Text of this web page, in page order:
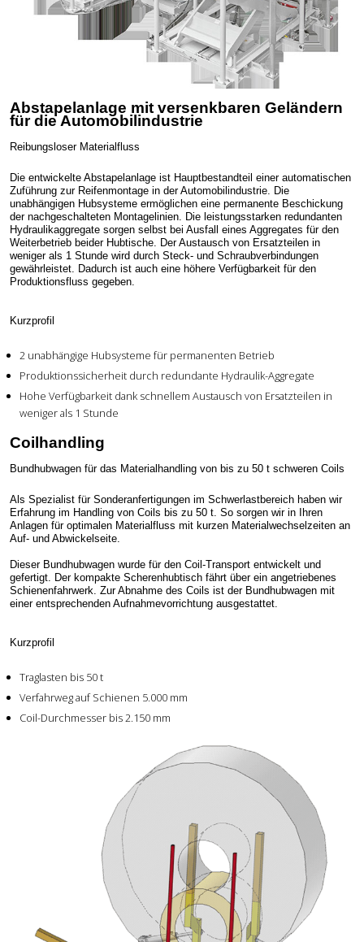
Abstapelanlage mit versenkbaren Geländern
für die Automobilindustrie
Reibungsloser Materialfluss
Die entwickelte Abstapelanlage ist Hauptbestandteil einer automatischen
Zuführung zur Reifenmontage in der Automobilindustrie. Die
unabhängigen Hubsysteme ermöglichen eine permanente Beschickung
der nachgeschalteten Montagelinien. Die leistungsstarken redundanten
Hydraulikaggregate sorgen selbst bei Ausfall eines Aggregates für den
Weiterbetrieb beider Hubtische. Der Austausch von Ersatzteilen in
weniger als 1 Stunde wird durch Steck- und Schraubverbindungen
gewährleistet. Dadurch ist auch eine höhere Verfügbarkeit für den
Produktionsfluss gegeben.
Kurzprofil
2 unabhängige Hubsysteme für permanenten Betrieb
Produktionssicherheit durch redundante Hydraulik-Aggregate
Hohe Verfügbarkeit dank schnellem Austausch von Ersatzteilen in
weniger als 1 Stunde
Coilhandling
Bundhubwagen für das Materialhandling von bis zu 50 t schweren Coils
Als Spezialist für Sonderanfertigungen im Schwerlastbereich haben wir
Erfahrung im Handling von Coils bis zu 50 t. So sorgen wir in Ihren
Anlagen für optimalen Materialfluss mit kurzen Materialwechselzeiten an
Auf- und Abwickelseite.
Dieser Bundhubwagen wurde für den Coil-Transport entwickelt und
gefertigt. Der kompakte Scherenhubtisch fährt über ein angetriebenes
Schienenfahrwerk. Zur Abnahme des Coils ist der Bundhubwagen mit
einer entsprechenden Aufnahmevorrichtung ausgestattet.
Kurzprofil
Traglasten bis 50 t
Verfahrweg auf Schienen 5.000 mm
Coil-Durchmesser bis 2.150 mm